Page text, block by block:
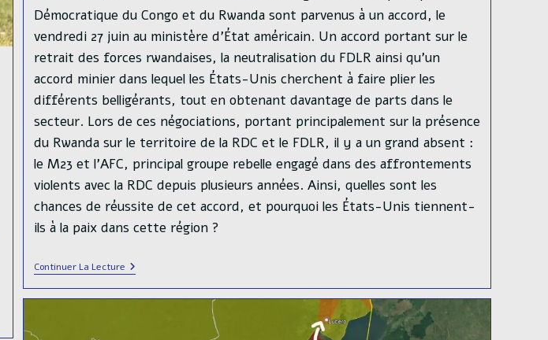
Démocratique du Congo et du Rwanda sont parvenus à un accord, le
vendredi 27 juin au ministère d’État américain. Un accord portant sur le
retrait des forces rwandaises, la neutralisation du FDLR ainsi qu’un
accord minier dans lequel les États-Unis cherchent à faire plier les
différents belligérants, tout en obtenant davantage de parts dans le
secteur. Lors de ces négociations, portant principalement sur la présence
du Rwanda sur le territoire de la RDC et le FDLR, il y a un grand absent :
le M23 et l’AFC, principal groupe rebelle engagé dans des affrontements
violents avec la RDC depuis plusieurs années. Ainsi, quelles sont les
chances de réussite de cet accord, et pourquoi les États-Unis tiennent-
ils à la paix dans cette région ?
Continuer La LectureAccord
De
Paix
Entre